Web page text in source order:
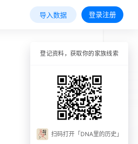
导入数据 登录注册
登记资料，获取你的家族线索
扫码打开「DNA里的历史」